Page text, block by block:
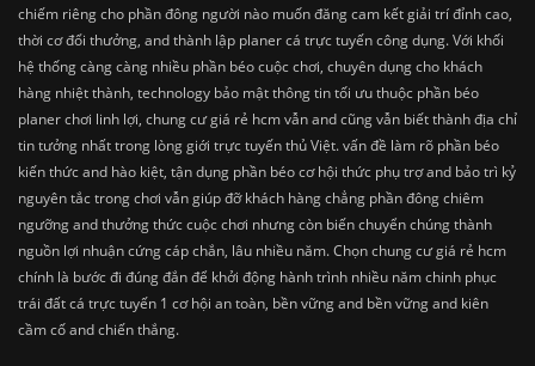
chiếm riêng cho phần đông người nào muốn đăng cam kết giải trí đỉnh cao,
thời cơ đổi thưởng, and thành lập planer cá trực tuyến công dụng. Với khối
hệ thống càng càng nhiều phần béo cuộc chơi, chuyên dụng cho khách
hàng nhiệt thành, technology bảo mật thông tin tối ưu thuộc phần béo
planer chơi linh lợi, chung cư giá rẻ hcm vẫn and cũng vẫn biết thành địa chỉ
tin tưởng nhất trong lòng giới trực tuyến thủ Việt. vấn đề làm rõ phần béo
kiến thức and hào kiệt, tận dụng phần béo cơ hội thức phụ trợ and bảo trì kỷ
nguyên tắc trong chơi vẫn giúp đỡ khách hàng chẳng phần đông chiêm
ngưỡng and thưởng thức cuộc chơi nhưng còn biến chuyển chúng thành
nguồn lợi nhuận cứng cáp chắn, lâu nhiều năm. Chọn chung cư giá rẻ hcm
chính là bước đi đúng đắn để khởi động hành trình nhiều năm chinh phục
trái đất cá trực tuyến 1 cơ hội an toàn, bền vững and bền vững and kiên
cầm cố and chiến thắng.